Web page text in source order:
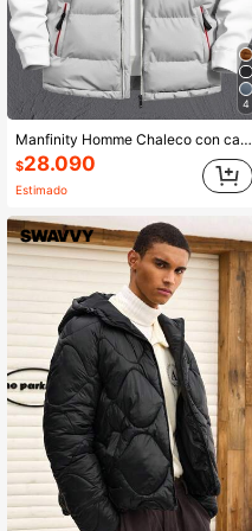
4,82 49K Seguidores
4
Manfinity Homme Chaleco con capucha y cremallera para hombre, otoño e invierno
$28.090
Estimado